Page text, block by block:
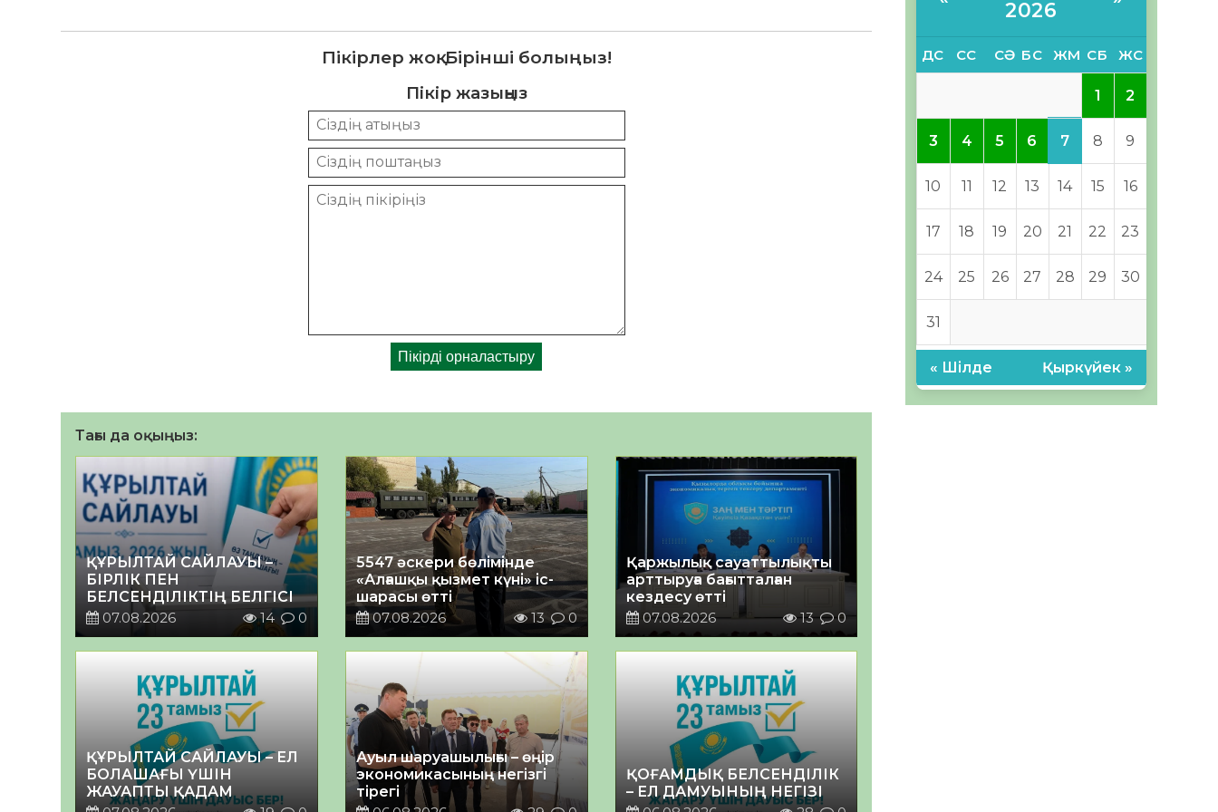
Пікірлер жоқ. Бірінші болыңыз!
Пікір жазыңыз
Тағы да оқыңыз:
ҚҰРЫЛТАЙ САЙЛАУЫ –
БІРЛІК ПЕН
БЕЛСЕНДІЛІКТІҢ БЕЛГІСІ
07.08.2026
14 0
5547 әскери бөлімінде
«Алғашқы қызмет күні» іс-
шарасы өтті
07.08.2026
13 0
Қаржылық сауаттылықты
арттыруға бағытталған
кездесу өтті
07.08.2026
13 0
ҚҰРЫЛТАЙ САЙЛАУЫ – ЕЛ
БОЛАШАҒЫ ҮШІН
ЖАУАПТЫ ҚАДАМ
Ауыл шаруашылығы – өңір
экономикасының негізгі
тірегі
ҚОҒАМДЫҚ БЕЛСЕНДІЛІК
– ЕЛ ДАМУЫНЫҢ НЕГІЗІ
2026
ДС СС СӘ БС ЖМ СБ ЖС
1 2
3 4 5 6 7 8 9
10 11 12 13 14 15 16
17 18 19 20 21 22 23
24 25 26 27 28 29 30
31
« Шілде Қыркүйек »